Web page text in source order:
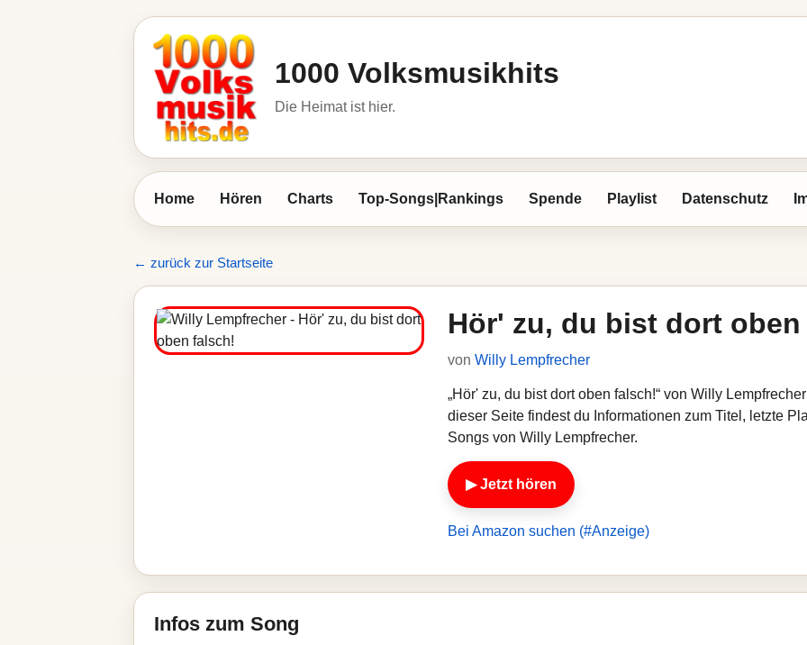
1000 Volksmusikhits
Die Heimat ist hier.
Home Hören Charts Top-Songs|Rankings Spende Playlist Datenschutz
← zurück zur Startseite
Hör' zu, du bist dort
von Willy Lempfrecher
„Hör' zu, du bist dort oben falsch!“ von Willy
dieser Seite findest du Informationen zum Titel, letzte
Songs von Willy Lempfrecher.
▶ Jetzt hören
Bei Amazon suchen (#Anzeige)
Infos zum Song